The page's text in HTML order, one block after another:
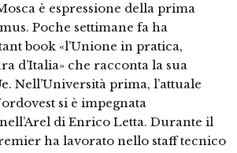
è espressione della prima
Poche settimane fa ha
book «l’Unione in pratica,
d’Italia» che racconta la sua
Nell’Università prima, l’attuale
si è impegnata
di Enrico Letta. Durante il
ha lavorato nello staff tecnico